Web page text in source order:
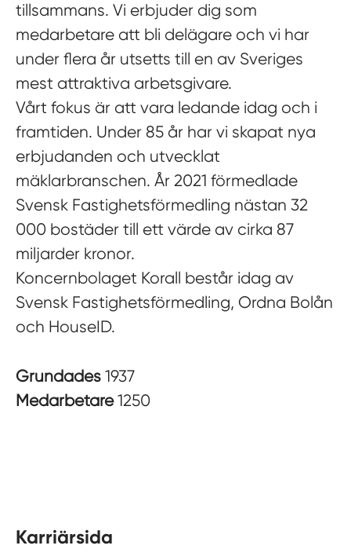
tillsammans. Vi erbjuder dig som
medarbetare att bli delägare och vi har
under flera år utsetts till en av Sveriges
mest attraktiva arbetsgivare.
Vårt fokus är att vara ledande idag och i
framtiden. Under 85 år har vi skapat nya
erbjudanden och utvecklat
mäklarbranschen. År 2021 förmedlade
Svensk Fastighetsförmedling nästan 32
000 bostäder till ett värde av cirka 87
miljarder kronor.
Koncernbolaget Korall består idag av
Svensk Fastighetsförmedling, Ordna Bolån
och HouseID.
Grundades 1937
Medarbetare1250
Karriärsida